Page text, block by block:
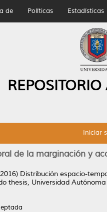
de Políticas Estadísticas
Iniciar
de la marginación y
Distribución espacio-
thesis, Universidad